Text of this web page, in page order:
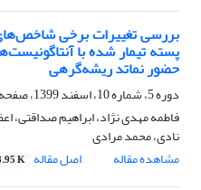
بررسی تغییرات برخی
پسته تیمار شده با
حضور نماتد ریشه‌گرهی
دوره 5، شماره 10، اسفند 1399، صفحه
فاطمه مهدی نژاد، ابراهیم صداقتی،
نادی، محمد مرادی
مشاهده مقاله
اصل مقاله K